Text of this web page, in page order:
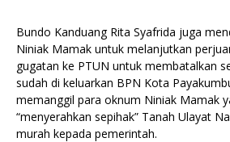
Bundo Kanduang Rita Syafrida juga
Niniak Mamak untuk melanjutkan
gugatan ke PTUN untuk membatalkan
sudah di keluarkan BPN Kota
memanggil para oknum Niniak Mamak
“menyerahkan sepihak” Tanah Ulayat
murah kepada pemerintah.